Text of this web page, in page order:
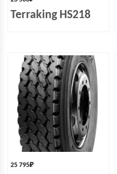
Terraking HS218
25 795₽